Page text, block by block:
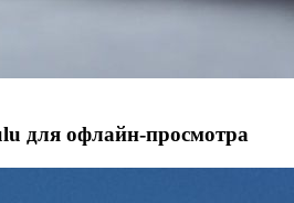
для офлайн‑просмотра